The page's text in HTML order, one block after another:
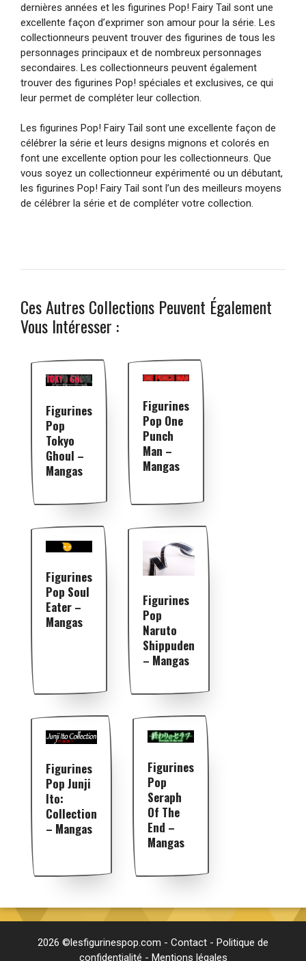
dernières années et les figurines Pop! Fairy Tail sont une
excellente façon d’exprimer son amour pour la série. Les
collectionneurs peuvent trouver des figurines de tous les
personnages principaux et de nombreux personnages
secondaires. Les collectionneurs peuvent également
trouver des figurines Pop! spéciales et exclusives, ce qui
leur permet de compléter leur collection.
Les figurines Pop! Fairy Tail sont une excellente façon de
célébrer la série et leurs designs mignons et colorés en
font une excellente option pour les collectionneurs. Que
vous soyez un collectionneur expérimenté ou un débutant,
les figurines Pop! Fairy Tail sont l’un des meilleurs moyens
de célébrer la série et de compléter votre collection.
Ces Autres Collections Peuvent Également
Vous Intéresser :
Figurines
Pop
Tokyo
Ghoul –
Mangas
Figurines
Pop One
Punch
Man –
Mangas
Figurines
Pop Soul
Eater –
Mangas
Figurines
Pop
Naruto
Shippuden
– Mangas
Figurines
Pop Junji
Ito:
Collection
– Mangas
Figurines
Pop
Seraph
Of The
End –
Mangas
2026 ©lesfigurinespop.com - Contact - Politique de
confidentialité - Mentions légales